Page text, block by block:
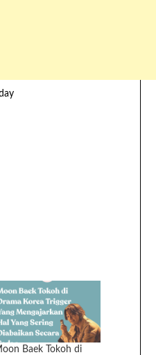
Baek Tokoh di